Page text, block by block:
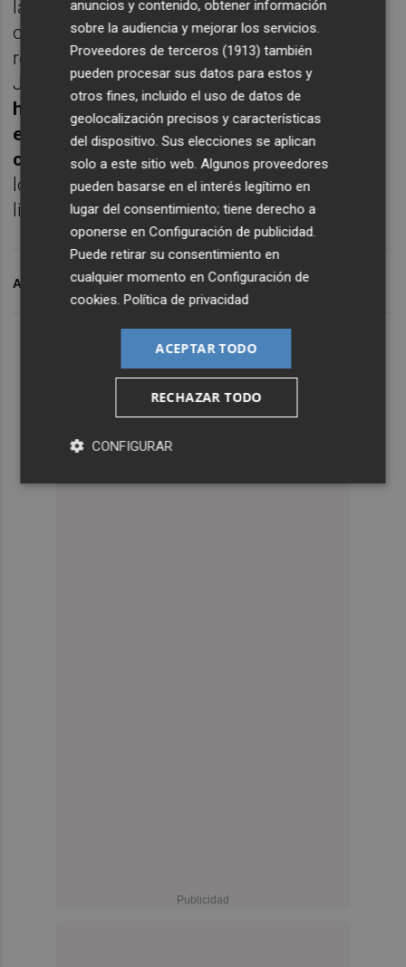
la participación de los tres escritores de la
ciudad de Valencia publicados
recientemente por Aristas Martínez y
Jekyll&Jill.Entre las 18:30 horas y las 20:30
horas, autores y lectores podrán departir
entre café y pastas sobre el proceso de
creación de una obraliteraria e interrogar a
los autores sobre su obra, el panorama
literario actual e incluso el mundo editorial.
ARCHIVADO EN ESCRITORES VALENCIANOS
anuncios y contenido, obtener información
sobre la audiencia y mejorar los servicios.
Proveedores de terceros (1913) también
pueden procesar sus datos para estos y
otros fines, incluido el uso de datos de
geolocalización precisos y características
del dispositivo. Sus elecciones se aplican
solo a este sitio web. Algunos proveedores
pueden basarse en el interés legítimo en
lugar del consentimiento; tiene derecho a
oponerse enConfiguración de publicidad
Puede retirar su consentimiento en
cualquier momento enConfiguración de
cookies .Política de privacidad
ACEPTAR TODO
RECHAZAR TODO
CONFIGURAR